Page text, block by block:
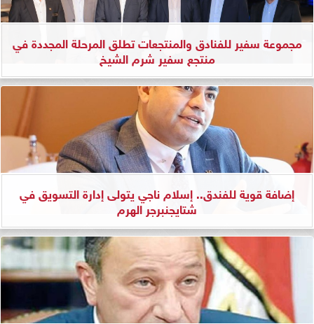
مجموعة سفير للفنادق والمنتجعات تطلق المرحلة المجددة في
منتجع سفير شرم الشيخ
إضافة قوية للفندق.. إسلام ناجي يتولى إدارة التسويق في
شتايجنبرجر الهرم